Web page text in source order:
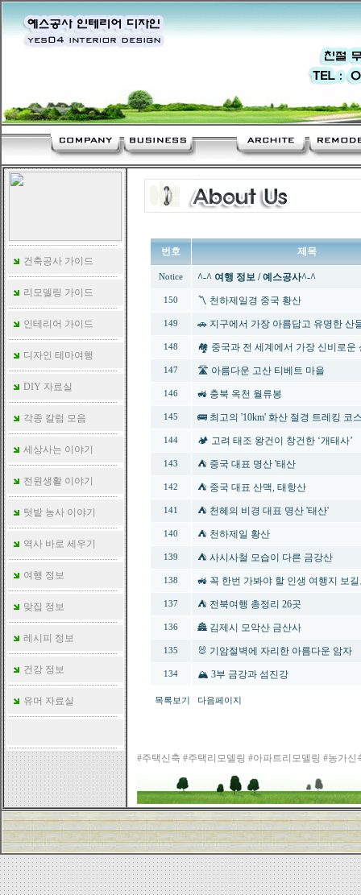
건축공사 가이드
리모델링 가이드
인테리어 가이드
디자인 테마여행
DIY 자료실
각종 칼럼 모음
세상사는 이야기
전원생활 이야기
텃밭 농사 이야기
역사 바로 세우기
여행 정보
맞집 정보
레시피 정보
건강 정보
유머 자료실
번호 제목
Notice ^-^ 여행 정보 / 예스공사^-^
150 〽️ 천하제일경 중국 황산
149 🚗 지구에서 가장 아름답고 유명한 산
148 🏘️ 중국과 전 세계에서 가장 신비로운
147 🛣️ 아름다운 고산 티베트 마을
146 🚜 충북 옥천 월류봉
145 🚌 최고의 '10km' 화산 절경 트레킹 코
144 🏕️ 고려 태조 왕건이 창건한 ‘개태사’
143 ⛺ 중국 대표 명산 '태산
142 ⛺ 중국 대표 산맥, 태항산
141 ⛺ 천혜의 비경 대표 명산 '태산'
140 ⛺ 천하제일 황산
139 ⛺ 사시사철 모습이 다른 금강산
138 🚜 꼭 한번 가봐야 할 인생 여행지 보
137 ⛺️ 전북여행 총정리 26곳
136 🏯 김제시 모악산 금산사
135 🐰 기암절벽에 자리한 아름다운 암자
134 🏔️ 3부 금강과 섬진강
목록보기 다음페이지
#주택신축 #주택리모델링 #아파트리모델링 #농가